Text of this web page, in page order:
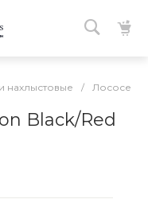
нахлыстовые /
Black/Red